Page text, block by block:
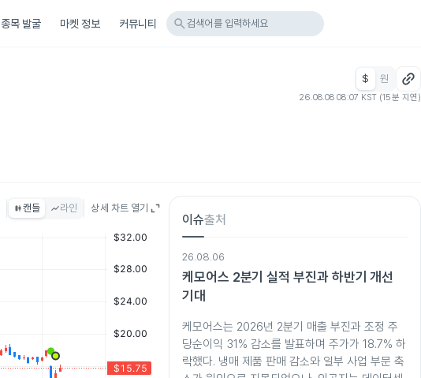
종목 발굴 마켓 정보 커뮤니티 search 검색어를 입력하세요
$ 원
26.08.08 08:07 KST (15분 지연)
캔들 라인 상세 차트 열기
이슈출처
26.08.06
케모어스 2분기 실적 부진과 하반기 개선
기대
케모어스는 2026년 2분기 매출 부진과 조정 주
당순이익 31% 감소를 발표하며 주가가 18.7% 하
락했다. 냉매 제품 판매 감소와 일부 사업 부문 축